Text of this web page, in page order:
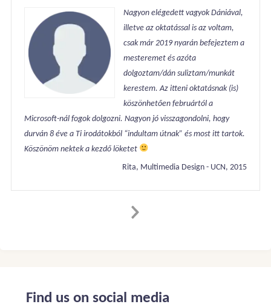
Nagyon elégedett vagyok Dániával,
illetve az oktatással is az voltam,
csak már 2019 nyarán befejeztem a
mesteremet és azóta
dolgoztam/dán suliztam/munkát
kerestem. Az itteni oktatásnak (is)
köszönhetően februártól a
Microsoft-nál fogok dolgozni. Nagyon jó visszagondolni, hogy
durván 8 éve a Ti irodátokból “indultam útnak” és most itt tartok.
Köszönöm nektek a kezdő löketet
Rita, Multimedia Design - UCN, 2015
Find us on social media